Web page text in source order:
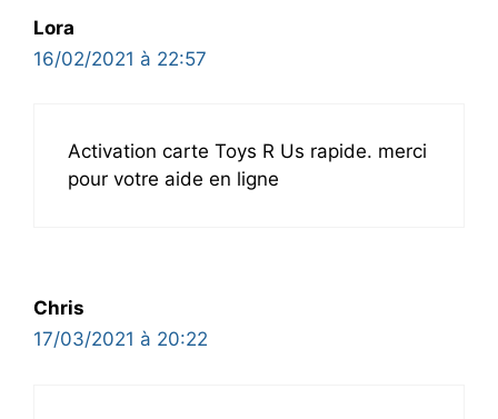
Lora
16/02/2021 à 22:57
Activation carte Toys R Us rapide. merci
pour votre aide en ligne
Chris
17/03/2021 à 20:22